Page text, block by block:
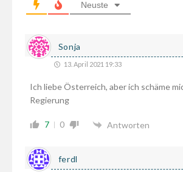
Neuste
Sonja
13. April 2021 19:33
Ich liebe Österreich, aber ich schäme
Regierung
7 0 Antworten
ferdl